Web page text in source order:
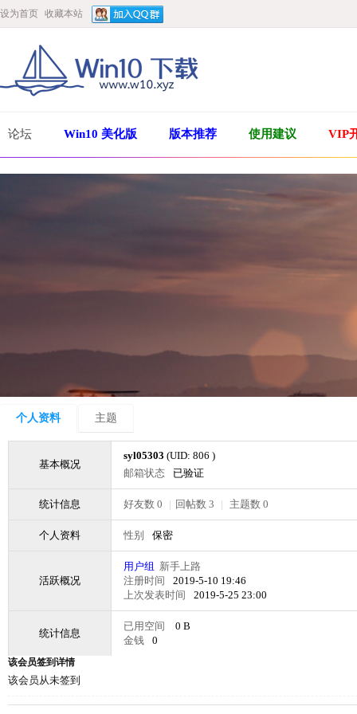
设为首页 收藏本站
论坛 Win10 美化版 版本推荐 使用建议 VIP
个人资料 主题
基本概况
syl05303 (UID: 806 )
邮箱状态
已验证
统计信息 好友数 0 | 回帖数 3 | 主题数 0
个人资料 性别 保密
活跃概况
用户组 新手上路
注册时间
2019-5-10 19:46
上次发表时间
2019-5-25 23:00
统计信息
已用空间
0 B
金钱
0
该会员签到详情
该会员从未签到